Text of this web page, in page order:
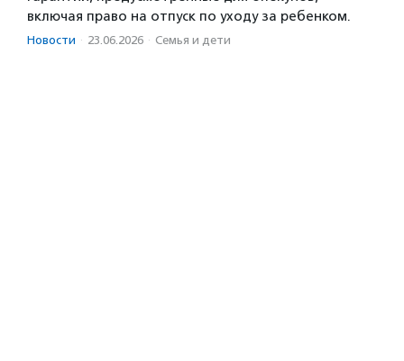
включая право на отпуск по уходу за ребенком.
Новости · 23.06.2026 · Семья и дети